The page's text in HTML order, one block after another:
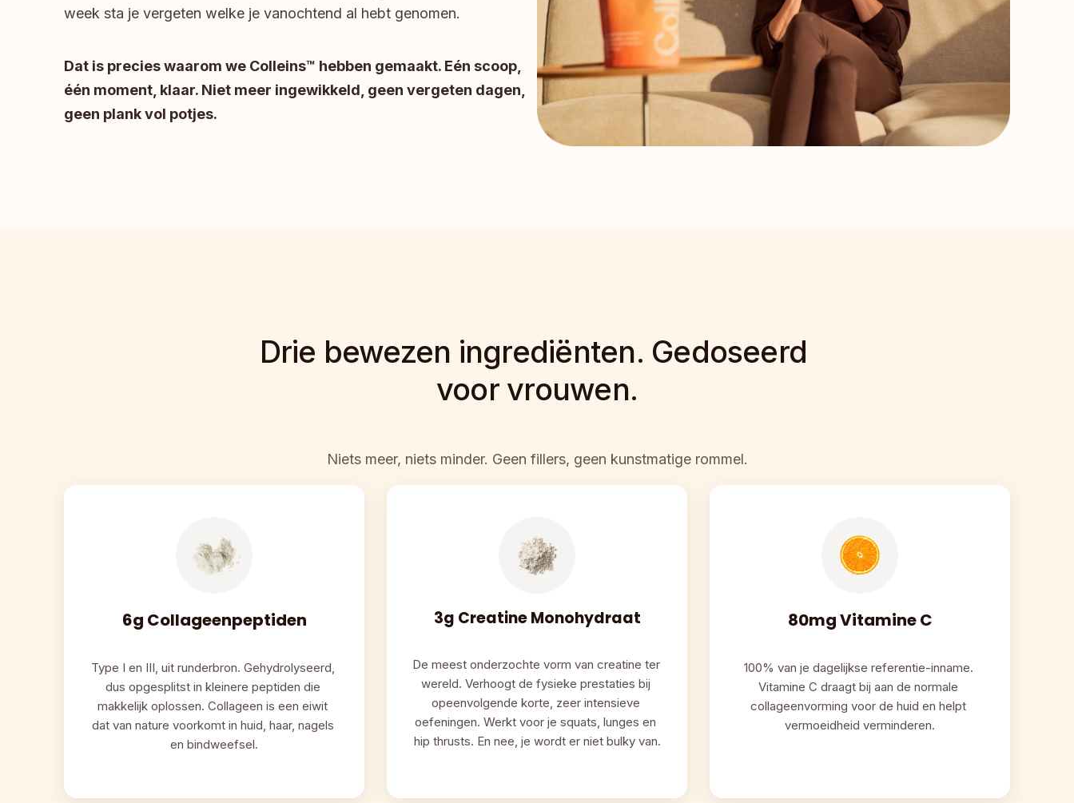
week sta je vergeten welke je vanochtend al hebt genomen.
Dat is precies waarom we Colleins™ hebben gemaakt. Eén scoop,
één moment, klaar. Niet meer ingewikkeld, geen vergeten dagen,
geen plank vol potjes.
Drie bewezen ingrediënten. Gedoseerd
voor vrouwen.
Niets meer, niets minder. Geen fillers, geen kunstmatige rommel.
6g Collageenpeptiden
Type I en III, uit runderbron. Gehydrolyseerd,
dus opgesplitst in kleinere peptiden die
makkelijk oplossen. Collageen is een eiwit
dat van nature voorkomt in huid, haar, nagels
en bindweefsel.
3g Creatine Monohydraat
De meest onderzochte vorm van creatine ter
wereld. Verhoogt de fysieke prestaties bij
opeenvolgende korte, zeer intensieve
oefeningen. Werkt voor je squats, lunges en
hip thrusts. En nee, je wordt er niet bulky van.
80mg Vitamine C
100% van je dagelijkse referentie-inname.
Vitamine C draagt bij aan de normale
collageenvorming voor de huid en helpt
vermoeidheid verminderen.